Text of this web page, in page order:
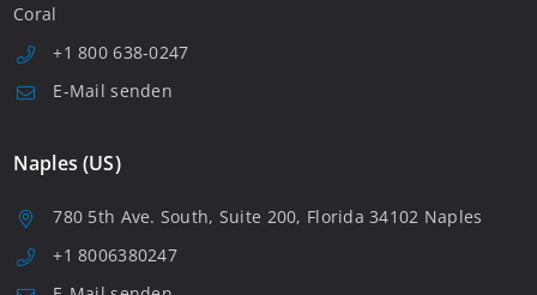
Coral
+1 800 638-0247
E-Mail senden
Naples (US)
780 5th Ave. South, Suite 200, Florida 34102 Naples
+1 8006380247